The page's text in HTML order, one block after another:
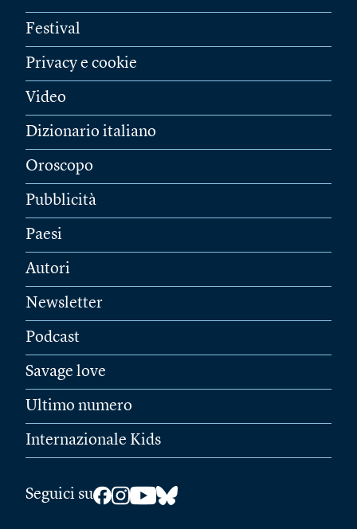
Festival
Privacy e cookie
Video
Dizionario italiano
Oroscopo
Pubblicità
Paesi
Autori
Newsletter
Podcast
Savage love
Ultimo numero
Internazionale Kids
Seguici su